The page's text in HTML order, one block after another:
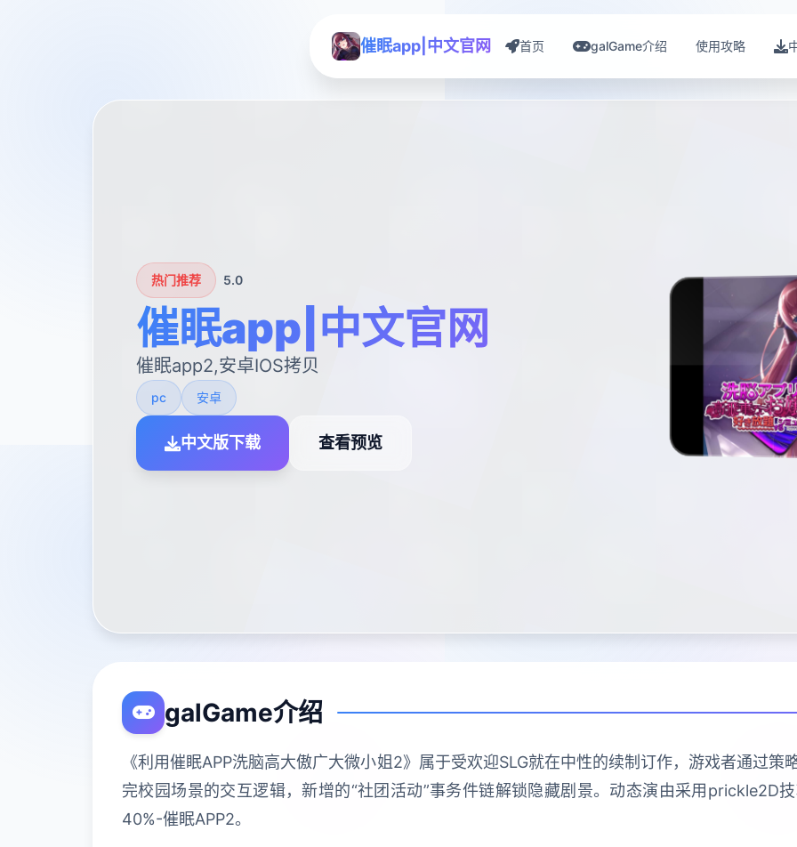
催眠app|中文官网 首页 galGame介绍 使用攻略
热门推荐 5.0
催眠app|中文官网
催眠app2,安卓IOS拷贝
pc 安卓
中文版下载 查看预览
galGame介绍
《利用催眠APP洗脑高大傲广大微小姐2》属于受欢迎SLG就在中性的续制订作，游戏者通过
完校园场景的交互逻辑，新增的“社团活动”事务件链解锁隐藏剧景。动态演由采用prickle2D
40%-催眠APP2。